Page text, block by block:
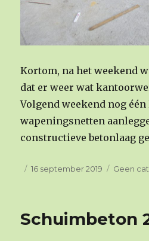
Kortom, na het weekend
dat er weer wat
Volgend weekend nog één
wapeningsnetten
constructieve betonlaag
Geplaatst
16 september 2019 Geen
Schuimbeton